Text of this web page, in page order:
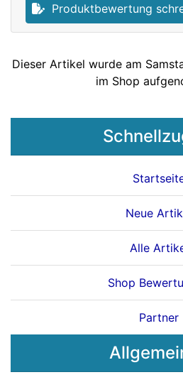
Produktbewertung
Dieser Artikel wurde am
im Shop
Neue
Alle
Shop
Partner